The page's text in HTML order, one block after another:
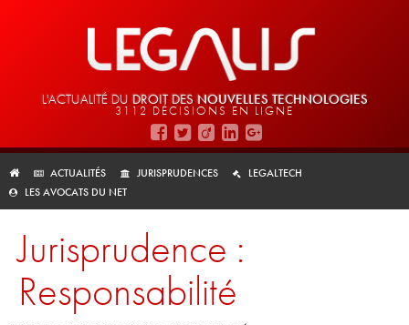
L'ACTUALITÉ DU DROIT DES NOUVELLES TECHNOLOGIES
3112 DÉCISIONS EN LIGNE
ACTUALITÉS JURISPRUDENCES
LEGALTECH
LES AVOCATS DU NET
Jurisprudence :
Responsabilité